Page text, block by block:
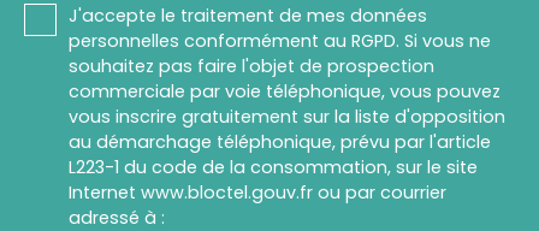
J'accepte le traitement de mes données
personnelles conformément au RGPD. Si vous ne
souhaitez pas faire l'objet de prospection
commerciale par voie téléphonique, vous pouvez
vous inscrire gratuitement sur la liste d'opposition
au démarchage téléphonique, prévu par l'article
L223-1 du code de la consommation, sur le site
Internet www.bloctel.gouv.fr ou par courrier
adressé à :